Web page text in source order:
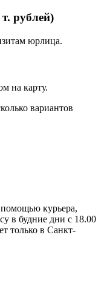
рублей)
юрлица.
на карту.
вариантов
помощью курьера,
в будние дни с 18.00
только в Санкт-